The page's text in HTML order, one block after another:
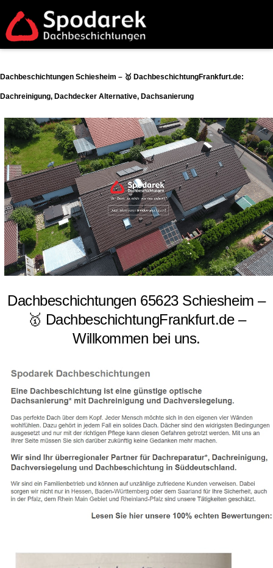
Dachbeschichtungen Schiesheim – 🥇 DachbeschichtungFrankfurt.de:
Dachreinigung, Dachdecker Alternative, Dachsanierung
Dachbeschichtungen 65623 Schiesheim –
🥇 DachbeschichtungFrankfurt.de –
Willkommen bei uns.